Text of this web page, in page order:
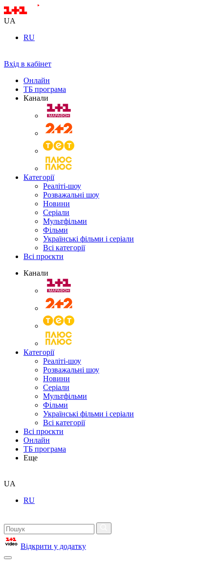
UA
RU
Вхід в кабінет
Онлайн
ТБ програма
Канали
Категорії
Реаліті-шоу
Розважальні шоу
Новини
Серіали
Мультфільми
Фільми
Українські фільми і серіали
Всі категорії
Всі проєкти
Канали
Категорії
Реаліті-шоу
Розважальні шоу
Новини
Серіали
Мультфільми
Фільми
Українські фільми і серіали
Всі категорії
Всі проєкти
Онлайн
ТБ програма
Еще
UA
RU
Відкрити у додатку